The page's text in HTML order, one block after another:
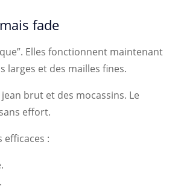
fade
Elles fonctionnent maintenant
larges et des mailles fines.
brut et des mocassins. Le
effort.
: